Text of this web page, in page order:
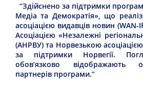
“Здійснено за підтримки
Медіа та Демократія», що
асоціацією видавців новин (WAN-
Асоціацією «Незалежні
(АНРВУ) та Норвезькою асоціацією
за підтримки Норвегії.
обов’язково відображають
партнерів програми.”